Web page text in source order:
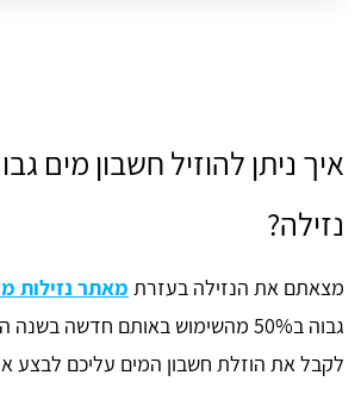
איך ניתן להוזיל חשבון מים
נזילה?
מצאתם את הנזילה בעזרת מאתר נזילות
גבוה ב50% מהשימוש באותם חדשה
לקבל את הוזלת חשבון המים עליכם לבצע